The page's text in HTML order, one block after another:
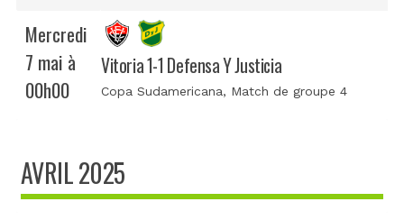
Mercredi
7 mai à
00h00
Vitoria 1-1 Defensa Y Justicia
Copa Sudamericana, Match de groupe 4
AVRIL 2025